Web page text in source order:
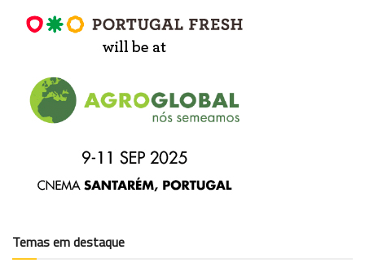
Temas em destaque